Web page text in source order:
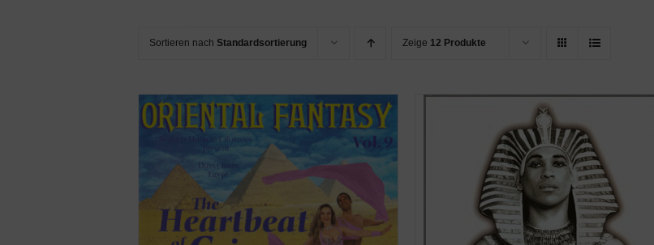
Sortieren nach Standardsortierung Zeige 12 Produkte